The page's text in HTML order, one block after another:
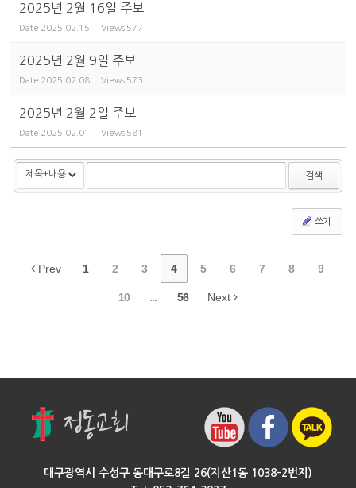
2025년 2월 16일 주보
Date 2025.02.15 Views 577
2025년 2월 9일 주보
Date 2025.02.08 Views 573
2025년 2월 2일 주보
Date 2025.02.01 Views 581
검색
쓰기
Prev 1 2 3 4 5 6 7 8 9
10 ... 56 Next
대구광역시 수성구 동대구로8길 26(지산1동 1038-2번지)